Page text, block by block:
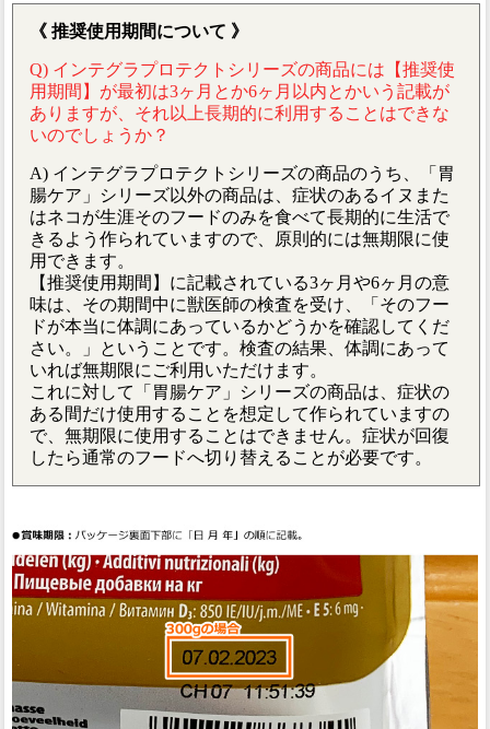
《 推奨使用期間について 》
Q) インテグラプロテクトシリーズの商品には【推奨使
用期間】が最初は3ヶ月とか6ヶ月以内とかいう記載が
ありますが、それ以上長期的に利用することはできな
いのでしょうか？
A) インテグラプロテクトシリーズの商品のうち、「胃
腸ケア」シリーズ以外の商品は、症状のあるイヌまた
はネコが生涯そのフードのみを食べて長期的に生活で
きるよう作られていますので、原則的には無期限に使
用できます。
【推奨使用期間】に記載されている3ヶ月や6ヶ月の意
味は、その期間中に獣医師の検査を受け、「そのフー
ドが本当に体調にあっているかどうかを確認してくだ
さい。」ということです。検査の結果、体調にあって
いれば無期限にご利用いただけます。
これに対して「胃腸ケア」シリーズの商品は、症状の
ある間だけ使用することを想定して作られていますの
で、無期限に使用することはできません。症状が回復
したら通常のフードへ切り替えることが必要です。